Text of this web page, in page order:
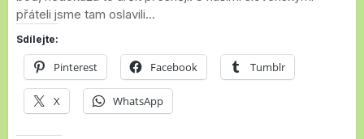
přáteli jsme tam oslavili...
Sdílejte:
Pinterest Facebook Tumblr
X WhatsApp